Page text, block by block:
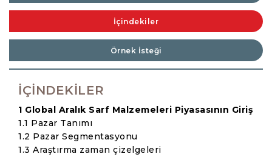
İçindekiler
Örnek İsteği
İÇINDEKILER
1 Global Aralık Sarf Malzemeleri Piyasasının Giriş
1.1 Pazar Tanımı
1.2 Pazar Segmentasyonu
1.3 Araştırma zaman çizelgeleri